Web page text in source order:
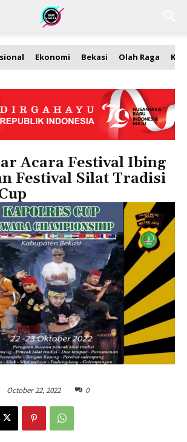
Ekonomi Bekasi Olah Raga
Acara Festival Ibing
Festival Silat Tradisi
October 22, 2022 0